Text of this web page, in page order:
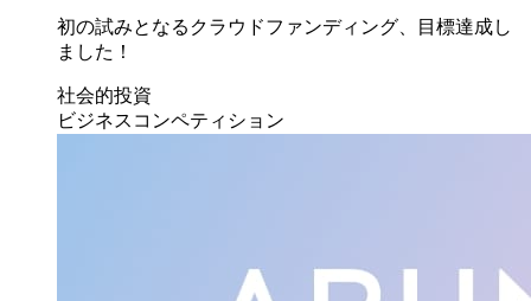
初の試みとなるクラウドファンディング、目標達成し
ました！
社会的投資
ビジネスコンペティション